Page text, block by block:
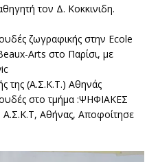
τον Δ. Κοκκινιδη.
ζωγραφικής στην Εcole
Arts στο Παρίσι, με
της (Α.Σ.Κ.Τ.) Αθηνάς
στο τμήμα :ΨΗΦΙΑΚΕΣ
Αθήνας, Αποφοίτησε